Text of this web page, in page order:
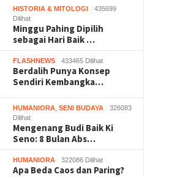
HISTORIA & MITOLOGI
435699
Dilihat
Minggu Pahing Dipilih
sebagai Hari Baik …
FLASHNEWS 433465 Dilihat
Berdalih Punya Konsep
Sendiri Kembangka…
HUMANIORA ,SENI BUDAYA
326083
Dilihat
Mengenang Budi Baik Ki
Seno: 8 Bulan Abs…
HUMANIORA 322086 Dilihat
Apa Beda Caos dan Paring?